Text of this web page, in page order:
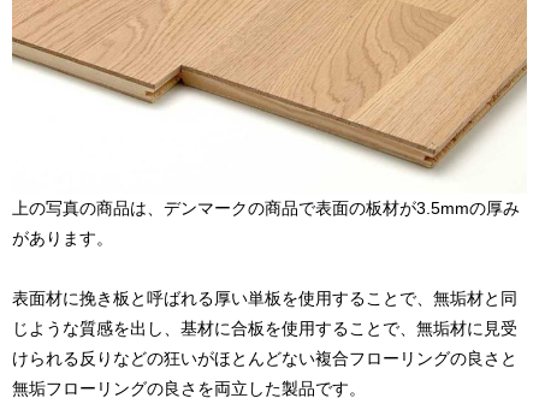
上の写真の商品は、デンマークの商品で表面の板材が3.5mmの厚み
があります。
表面材に挽き板と呼ばれる厚い単板を使用することで、無垢材と同
じような質感を出し、基材に合板を使用することで、無垢材に見受
けられる反りなどの狂いがほとんどない複合フローリングの良さと
無垢フローリングの良さを両立した製品です。